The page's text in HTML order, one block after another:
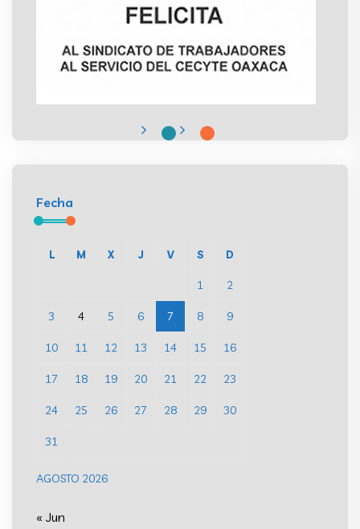
Fecha
AGOSTO 2026
L M X J V S D
1 2
3 4 5 6 7 8 9
10 11 12 13 14 15 16
17 18 19 20 21 22 23
24 25 26 27 28 29 30
31
« Jun